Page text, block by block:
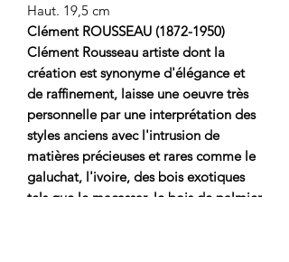
Haut. 19,5 cm
Clément ROUSSEAU (1872-1950)
Clément Rousseau artiste dont la
création est synonyme d'élégance et
de raffinement, laisse une oeuvre très
personnelle par une interprétation des
styles anciens avec l'intrusion de
matières précieuses et rares comme le
galuchat, l'ivoire, des bois exotiques
tels que le macassar, le bois de palmier